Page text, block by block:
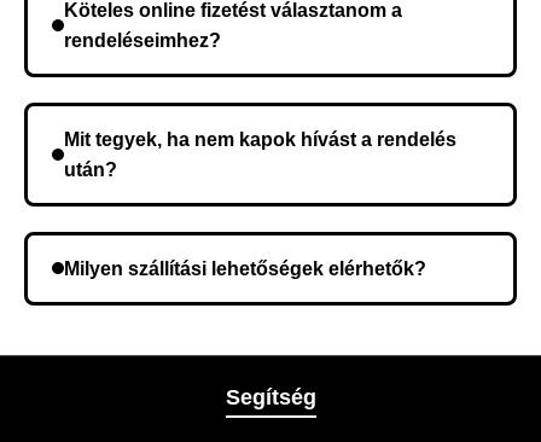
kerül, és ez az időtartam függ a szállítási címtől.
Köteles online fizetést választanom a
rendeléseimhez?
Mit tegyek, ha nem kapok hívást a rendelés
után?
meg a rendelést.
Milyen szállítási lehetőségek elérhetők?
legmegfelelőbb szállítási módot.
Segítség